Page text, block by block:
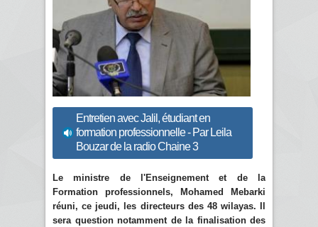
Entretien avec Jalil, étudiant en
formation professionnelle - Par Leila
Bouzar de la radio Chaine 3
Le ministre de l'Enseignement et de la
Formation professionnels, Mohamed Mebarki
réuni, ce jeudi, les directeurs des 48 wilayas. Il
sera question notamment de la finalisation des